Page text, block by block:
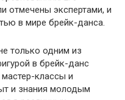
отмечены экспертами, и
в мире брейк-данса.
только одним из
в брейк-данс
классы и
и знания молодым